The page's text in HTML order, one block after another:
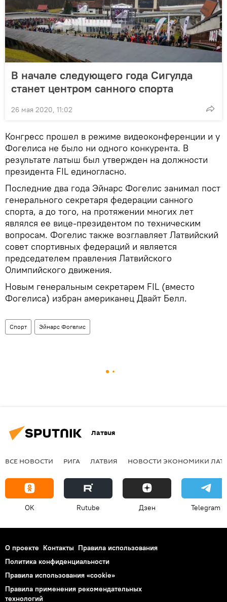
В начале следующего года Сигулда
станет центром санного спорта
26 мая 2020, 11:02
Конгресс прошел в режиме видеоконференции и у
Фогелиса не было ни одного конкурента. В
результате латыш был утвержден на должности
президента FIL единогласно.
Последние два года Эйнарс Фогелис занимал пост
генерального секретаря федерации санного
спорта, а до того, на протяжении многих лет
являлся ее вице-президентом по техническим
вопросам. Фогелис также возглавляет Латвийский
совет спортивных федераций и является
председателем правления Латвийского
Олимпийского движения.
Новым генеральным секретарем FIL (вместо
Фогелиса) избран американец Двайт Белл.
Спорт Эйнарс Фогелис
Латвия
ВСЕ НОВОСТИ РИГА ЛАТВИЯ НОВОСТИ ЭКОНОМИКИ
OK Rutube Дзен Telegram
О проекте Контакты Правила использования
Политика конфиденциальности
Правила использования «cookie»
Правила применения рекомендательных
технологий